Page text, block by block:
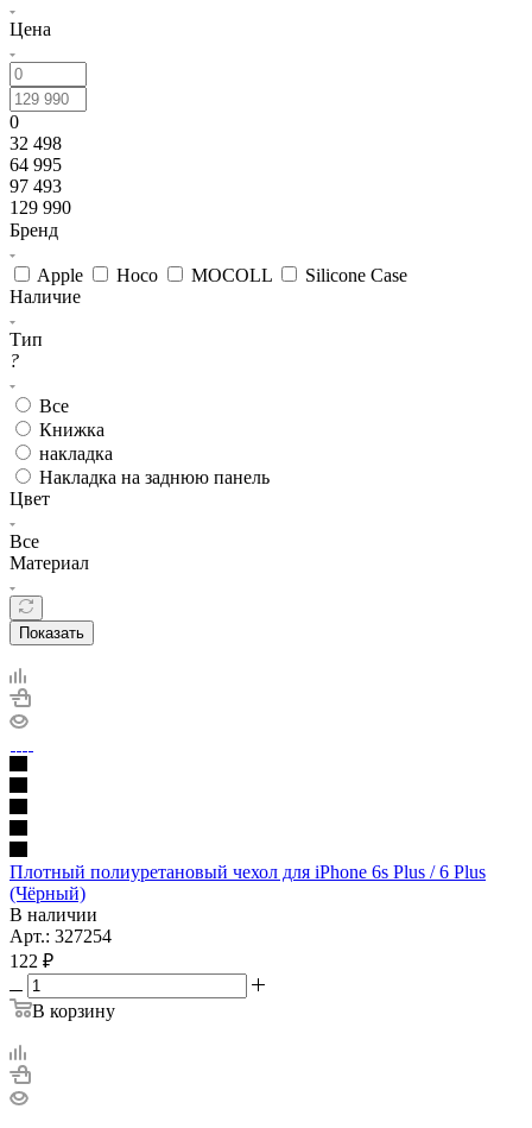
Цена
0
32 498
64 995
97 493
129 990
Бренд
Apple Hoco MOCOLL
Silicone Case
Наличие
Тип
?
Все
Книжка
накладка
Накладка на заднюю панель
Цвет
Все
Материал
Показать
Плотный полиуретановый чехол для iPhone 6s Plus / 6 Plus
(Чёрный)
В наличии
Арт.: 327254
122 ₽
В корзину